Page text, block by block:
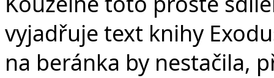
vyjadřuje text knihy
na beránka by nestačila,